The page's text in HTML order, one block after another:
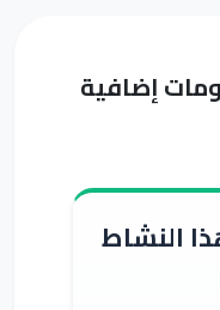
إضافية
النشاط